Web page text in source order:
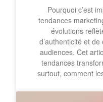
Pourquoi c’est
tendances
évolutions
d’authenticité et
audiences. Cet
tendances
surtout, comment